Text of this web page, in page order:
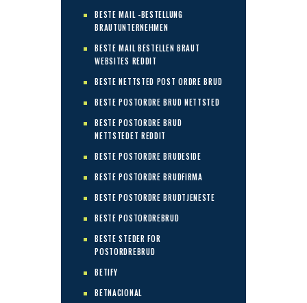
BESTE MAIL -BESTELLUNG
BRAUTUNTERNEHMEN
BESTE MAIL BESTELLEN BRAUT
WEBSITES REDDIT
BESTE NETTSTED POST ORDRE BRUD
BESTE POSTORDRE BRUD NETTSTED
BESTE POSTORDRE BRUD
NETTSTEDET REDDIT
BESTE POSTORDRE BRUDESIDE
BESTE POSTORDRE BRUDFIRMA
BESTE POSTORDRE BRUDTJENESTE
BESTE POSTORDREBRUD
BESTE STEDER FOR
POSTORDREBRUD
BETIFY
BETNACIONAL